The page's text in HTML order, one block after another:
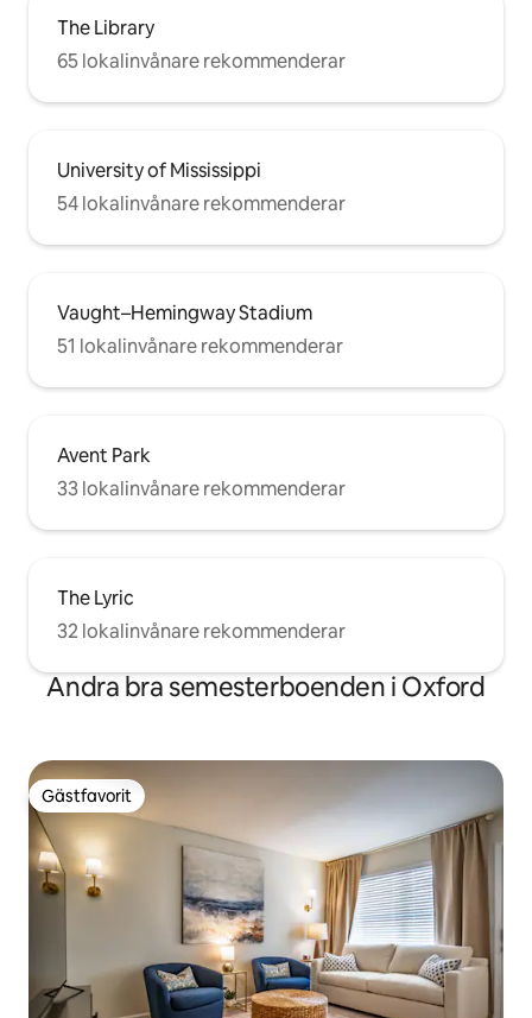
The Library
65 lokalinvånare rekommenderar
University of Mississippi
54 lokalinvånare rekommenderar
Vaught–Hemingway Stadium
51 lokalinvånare rekommenderar
Avent Park
33 lokalinvånare rekommenderar
The Lyric
32 lokalinvånare rekommenderar
Andra bra semesterboenden i Oxford
Gästfavorit
Gästfavorit